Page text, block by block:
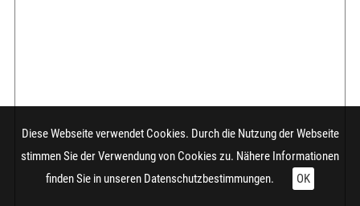
Diese Webseite verwendet Cookies. Durch die Nutzung der Webseite
stimmen Sie der Verwendung von Cookies zu. Nähere Informationen
finden Sie in unseren Datenschutzbestimmungen. OK